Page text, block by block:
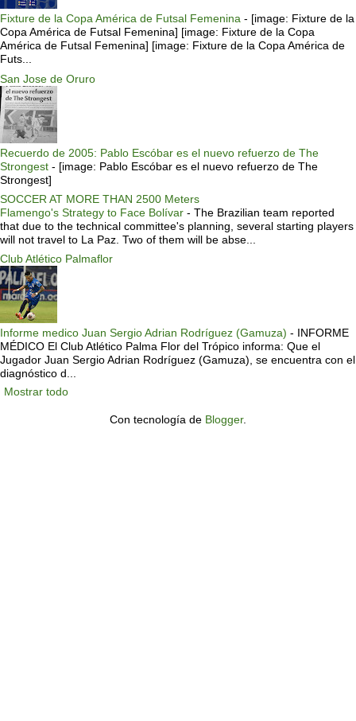
Fixture de la Copa América de Futsal Femenina - [image: Fixture de la
Copa América de Futsal Femenina] [image: Fixture de la Copa
América de Futsal Femenina] [image: Fixture de la Copa América de
Futs...
San Jose de Oruro
Recuerdo de 2005: Pablo Escóbar es el nuevo refuerzo de The
Strongest - [image: Pablo Escóbar es el nuevo refuerzo de The
Strongest]
SOCCER AT MORE THAN 2500 Meters
Flamengo's Strategy to Face Bolívar - The Brazilian team reported
that due to the technical committee's planning, several starting players
will not travel to La Paz. Two of them will be abse...
Club Atlético Palmaflor
Informe medico Juan Sergio Adrian Rodríguez (Gamuza) - INFORME
MÉDICO El Club Atlético Palma Flor del Trópico informa: Que el
Jugador Juan Sergio Adrian Rodríguez (Gamuza), se encuentra con el
diagnóstico d...
Mostrar todo
Con tecnología de Blogger.